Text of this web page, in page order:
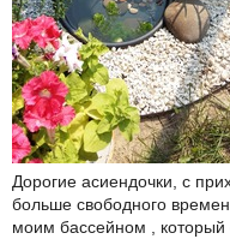
Дорогие асиендочки, с
больше свободного
моим бассейном , который